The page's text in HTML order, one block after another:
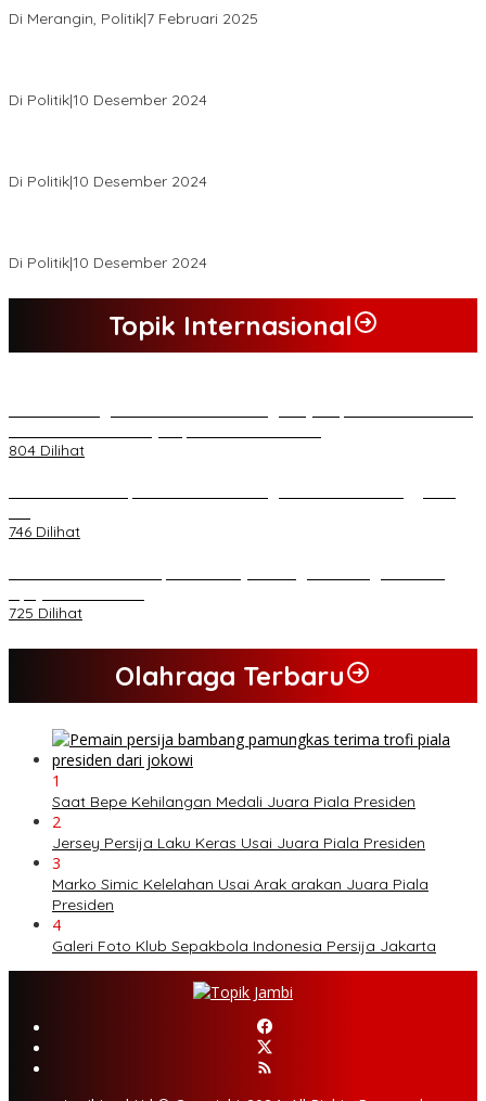
Di Merangin, Politik|7 Februari 2025
Di Politik|10 Desember 2024
Di Politik|10 Desember 2024
Di Politik|10 Desember 2024
Topik Internasional
804 Dilihat
746 Dilihat
725 Dilihat
Olahraga Terbaru
1
Saat Bepe Kehilangan Medali Juara Piala Presiden
2
Jersey Persija Laku Keras Usai Juara Piala Presiden
3
Marko Simic Kelelahan Usai Arak arakan Juara Piala
Presiden
4
Galeri Foto Klub Sepakbola Indonesia Persija Jakarta